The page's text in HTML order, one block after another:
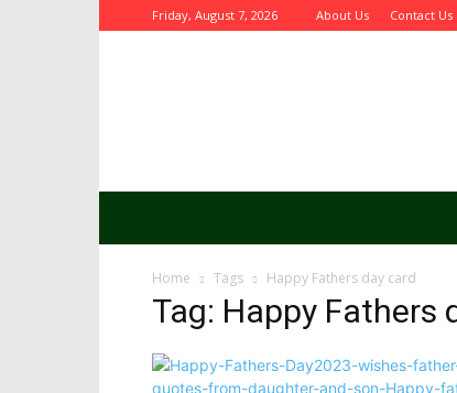
Friday, August 7, 2026 About Us Contact Us
Home Tags Happy Fathers day card
Tag: Happy Fathers